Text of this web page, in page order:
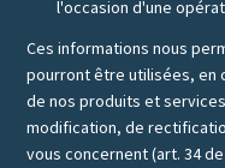
l'occasion d'une
Ces informations nous
pourront être utilisées, en
de nos produits et
modification, de
vous concernent (art. 34